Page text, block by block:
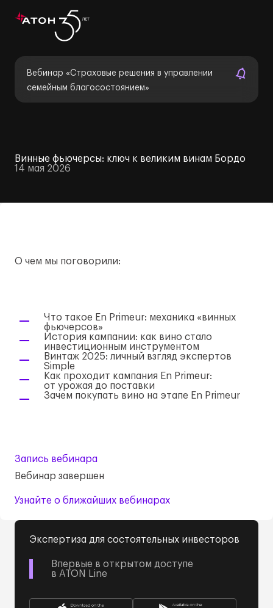
Вебинар «Страховые решения в управлении
семейным благосостоянием»
Винные фьючерсы: ключ к великим винам Бордо
14 мая 2026
О чем мы поговорили:
Что такое En Primeur: механика «винных
фьючерсов»
История кампании: как вино стало
инвестиционным инструментом
Винтаж 2025: личный взгляд экспертов
Simple
Как проходит кампания En Primeur:
от урожая до поставки
Зачем покупать вино на этапе En Primeur
Запись вебинара
Вебинар завершен
Узнайте о ближайших вебинарах
Экспертиза для состоятельных инвесторов
Впервые в открытом доступе
в ATON Line